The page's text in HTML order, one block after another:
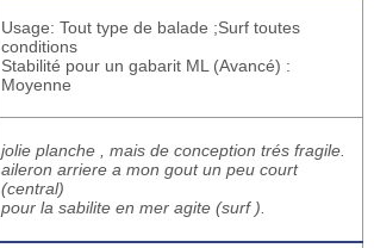
Usage: Tout type de balade ;Surf toutes
conditions
Stabilité pour un gabarit ML (Avancé) :
Moyenne
jolie planche , mais de conception trés fragile.
aileron arriere a mon gout un peu court
(central)
pour la sabilite en mer agite (surf ).